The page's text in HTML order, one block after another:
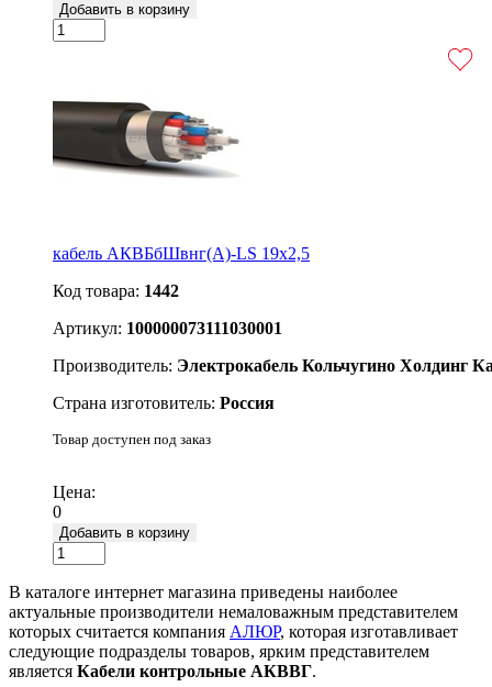
Добавить в корзину
кабель АКВБбШвнг(А)-LS 19x2,5
Код товара: 1442
Артикул: 100000073111030001
Производитель: Электрокабель Кольчугино Холдинг
Страна изготовитель: Россия
Товар доступен под заказ
Цена:
0
Добавить в корзину
В каталоге интернет магазина приведены наиболее
актуальные производители немаловажным представителем
которых считается компания АЛЮР, которая изготавливает
следующие подразделы товаров, ярким представителем
является Кабели контрольные АКВВГ.